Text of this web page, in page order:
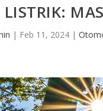
| Feb 11, 2024 |